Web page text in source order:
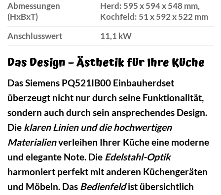
Abmessungen
(HxBxT)
Herd: 595 x 594 x 548 mm,
Kochfeld: 51 x 592 x 522 mm
Anschlusswert
11,1 kW
Das Design – Ästhetik für Ihre Küche
Das Siemens PQ521IB00 Einbauherdset
überzeugt nicht nur durch seine Funktionalität,
sondern auch durch sein ansprechendes Design.
Die klaren Linien und die hochwertigen
Materialienverleihen Ihrer Küche eine moderne
und elegante Note. Die Edelstahl-Optik
harmoniert perfekt mit anderen Küchengeräten
und Möbeln. Das Bedienfeldist übersichtlich